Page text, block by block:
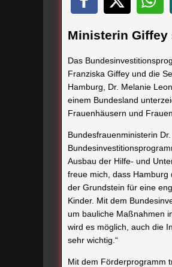
Ministerin
Das
Franziska Giffey und die
Hamburg, Dr. Melanie
einem Bundesland
Frauenhäusern und
Bundesfrauenministerin
Ausbau der Hilfe- und
freue mich, dass Hamburg
der Grundstein für eine
Kinder. Mit dem
um bauliche Maßnahmen
wird es möglich, auch die
sehr wichtig.“
Mit dem Förderprogramm